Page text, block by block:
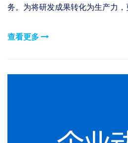
务。为将研发成果转化为生产力
查看更多